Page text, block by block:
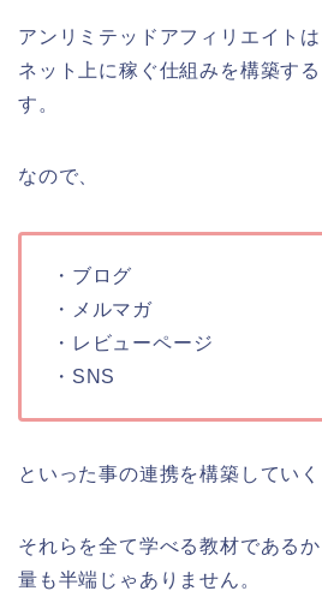
アンリミテッドアフィリエイトは
ネット上に稼ぐ仕組みを構築す
す。
なので、
・ブログ
・メルマガ
・レビューページ
・SNS
といった事の連携を構築していく
それらを全て学べる教材である
量も半端じゃありません。